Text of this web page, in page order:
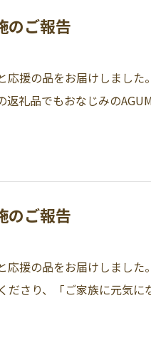
ご報告
援の品をお届けしまし
返礼品でもおなじみの
ご報告
援の品をお届けしまし
ださり、「ご家族に元気